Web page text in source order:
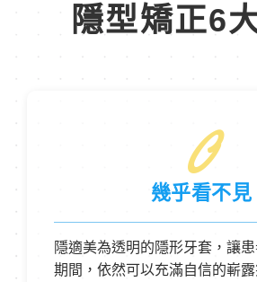
隱型矯正6
0
幾乎看不見
隱適美為透明的隱形牙套，讓
期間，依然可以充滿自信的嶄露